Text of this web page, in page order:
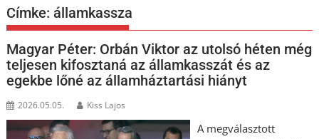
Címke:államkassza
Magyar Péter: Orbán Viktor az utolsó héten még
teljesen kifosztaná az államkasszát és az
egekbe lőné az államháztartási hiányt
2026.05.05. Kiss Lajos
A megválasztott